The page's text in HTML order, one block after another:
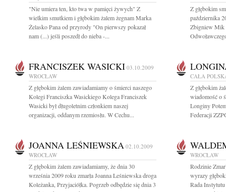
"Nie umiera ten, kto twa w pamięci żywych" Z
wielkim smutkiem i głębokim żalem żegnam Marka
Żelasko Pana od przyrody "On pierwszy pokazał
nam (...) jeśli poszedł do nieba -...
Z głębokim
października
Zbigniew Mik
FRANCISZEK WASICKI 03.10.2009
WROCŁAW
Z głębokim żalem zawiadamiamy o śmierci naszego
Kolegi Franciszka Wasickiego Kolega Franciszek
Wasicki był długoletnim członkiem naszej
organizacji, oddanym rzemiosłu. W Cechu...
CAŁA
Z głębokim
wiadomość o
Longiny
Federacji
JOANNA LEŚNIEWSKA 02.10.2009
WROCŁAW
Z głębokim żalem zawiadamiamy, że dnia 30
września 2009 roku zmarła Joanna Leśniewska droga
Koleżanka, Przyjaciółka. Pogrzeb odbędzie się dnia 3
WROCŁAW
Rodzinie
wyrazy
Rada